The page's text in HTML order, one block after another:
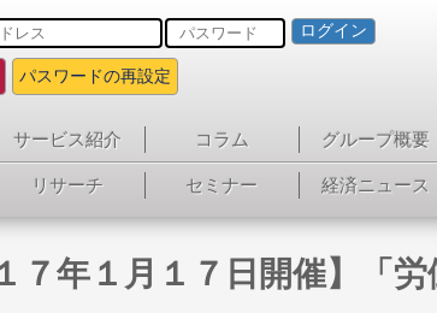
ログイン
パスワードの再設定
サービス紹介 コラム グループ概要
リサーチ セミナー 経済ニュース
７年１月１７日開催】「